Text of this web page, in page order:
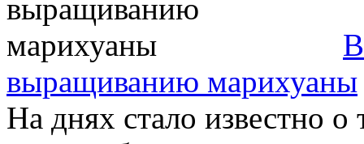
выращиванию марихуаны
На днях стало известно